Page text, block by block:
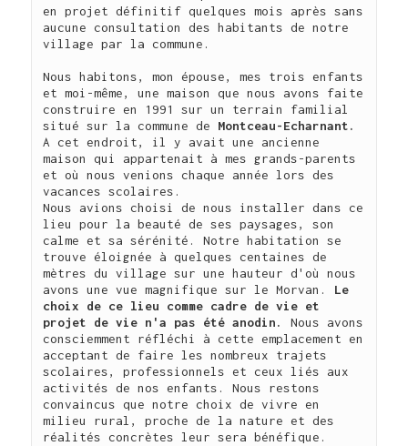
en projet définitif quelques mois après sans
aucune consultation des habitants de notre
village par la commune.
Nous habitons, mon épouse, mes trois enfants
et moi-même, une maison que nous avons faite
construire en 1991 sur un terrain familial
situé sur la commune de Montceau-Echarnant.
A cet endroit, il y avait une ancienne
maison qui appartenait à mes grands-parents
et où nous venions chaque année lors des
vacances scolaires.
Nous avions choisi de nous installer dans ce
lieu pour la beauté de ses paysages, son
calme et sa sérénité. Notre habitation se
trouve éloignée à quelques centaines de
mètres du village sur une hauteur d'où nous
avons une vue magnifique sur le Morvan. Le
choix de ce lieu comme cadre de vie et
projet de vie n'a pas été anodin.
Nous avons
consciemment réfléchi à cette emplacement en
acceptant de faire les nombreux trajets
scolaires, professionnels et ceux liés aux
activités de nos enfants. Nous restons
convaincus que notre choix de vivre en
milieu rural, proche de la nature et des
réalités concrètes leur sera bénéfique.